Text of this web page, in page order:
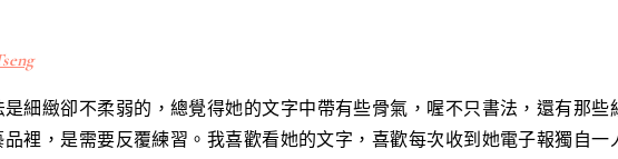
細緻卻不柔弱的，總覺得她的文字中帶有些骨氣，喔不只書法，還有那些
裡，是需要反覆練習。我喜歡看她的文字，喜歡每次收到她電子報獨自一